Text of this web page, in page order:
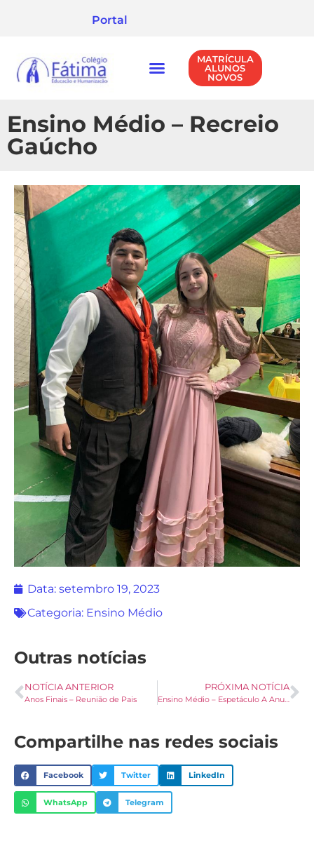
Portal
MATRÍCULA
ALUNOS
NOVOS
Ensino Médio – Recreio
Gaúcho
Data: setembro 19, 2023
Categoria: Ensino Médio
Outras notícias
NOTÍCIA ANTERIOR
Anos Finais – Reunião de Pais
PRÓXIMA NOTÍCIA
Ensino Médio – Espetáculo A Anunciação
Compartilhe nas redes sociais
Facebook Twitter LinkedIn
WhatsApp Telegram